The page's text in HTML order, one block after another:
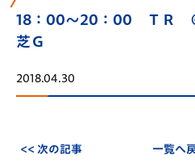
18：00～20：00 ＴＲ
芝Ｇ
2018.04.30
<< 次の記事 一覧へ